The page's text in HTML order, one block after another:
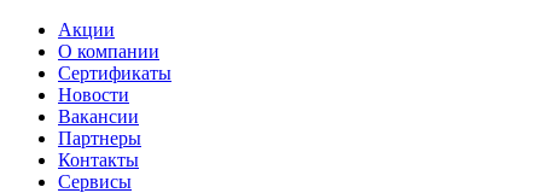
Акции
О компании
Сертификаты
Новости
Вакансии
Партнеры
Контакты
Сервисы